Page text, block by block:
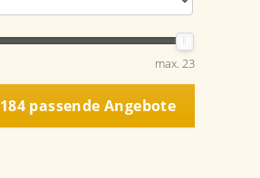
max. 23
184 passende Angebote